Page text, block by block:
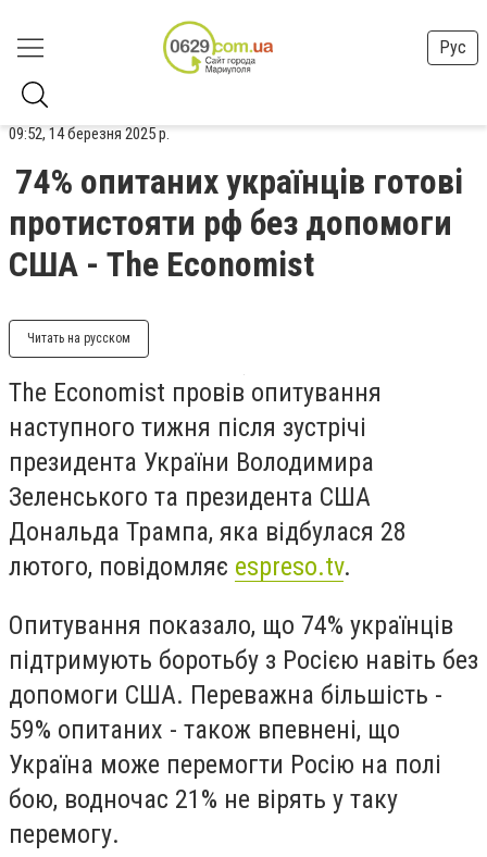
Рус
09:52, 14 березня 2025 р.
74% опитаних українців готові
протистояти рф без допомоги
США - The Economist
Читать на русском
The Economist провів опитування
наступного тижня після зустрічі
президента України Володимира
Зеленського та президента США
Дональда Трампа, яка відбулася 28
лютого, повідомляє espreso.tv.
Опитування показало, що 74% українців
підтримують боротьбу з Росією навіть без
допомоги США. Переважна більшість -
59% опитаних - також впевнені, що
Україна може перемогти Росію на полі
бою, водночас 21% не вірять у таку
перемогу.